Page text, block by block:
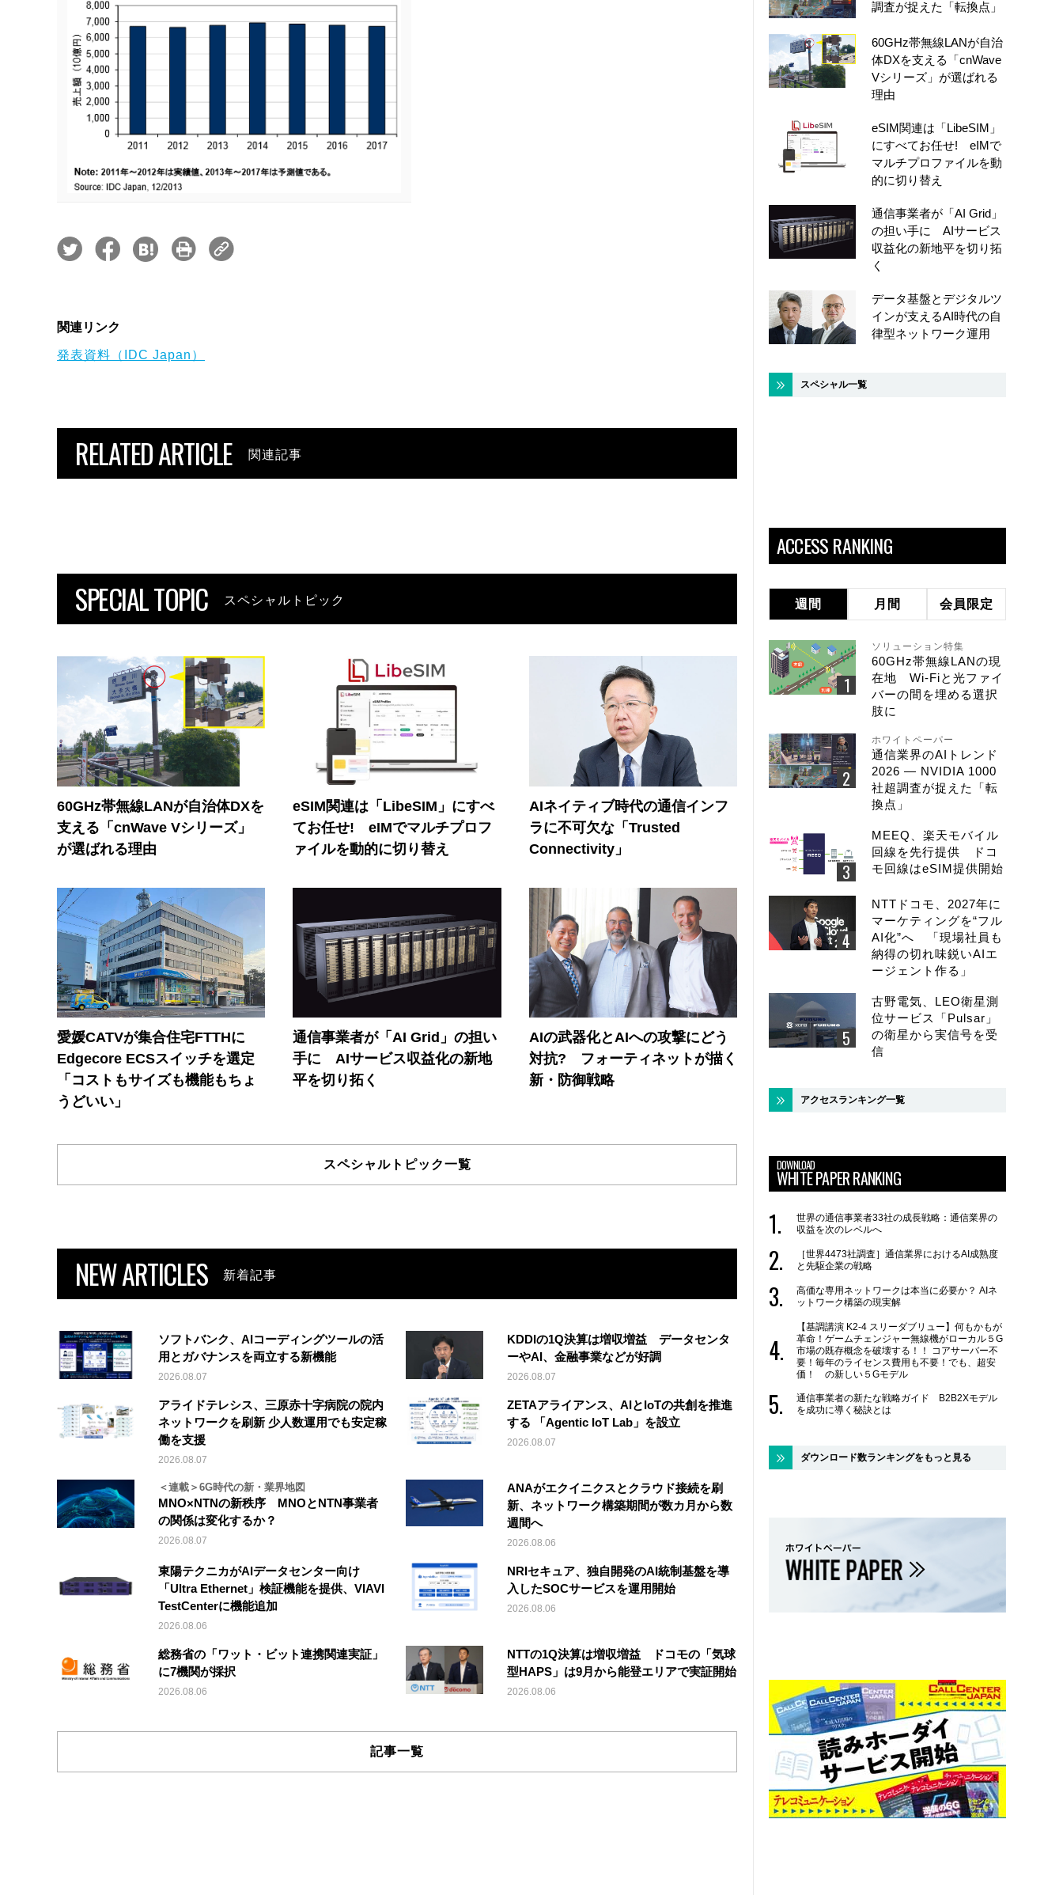
関連リンク
発表資料（IDC Japan）
RELATED ARTICLE 関連記事
SPECIAL TOPIC スペシャルトピック
60GHz帯無線LANが自治体DXを
支える「cnWave Vシリーズ」
が選ばれる理由
eSIM関連は「LibeSIM」にすべ
てお任せ! eIMでマルチプロフ
ァイルを動的に切り替え
AIネイティブ時代の通信インフ
ラに不可欠な「Trusted
Connectivity」
愛媛CATVが集合住宅FTTHに
Edgecore ECSスイッチを選定
「コストもサイズも機能もちょ
うどいい」
通信事業者が「AI Grid」の担い
手に AIサービス収益化の新地
平を切り拓く
AIの武器化とAIへの攻撃にどう
対抗? フォーティネットが描く
新・防御戦略
スペシャルトピック一覧
NEW ARTICLES 新着記事
ソフトバンク、AIコーディングツールの活
用とガバナンスを両立する新機能
2026.08.07
KDDIの1Q決算は増収増益 データセンタ
ーやAI、金融事業などが好調
2026.08.07
アライドテレシス、三原赤十字病院の院内
ネットワークを刷新 少人数運用でも安定稼
働を支援
2026.08.07
ZETAアライアンス、AIとIoTの共創を推進
する 「Agentic IoT Lab」を設立
2026.08.07
＜連載＞6G時代の新・業界地図
MNO×NTNの新秩序 MNOとNTN事業者
の関係は変化するか？
2026.08.07
ANAがエクイニクスとクラウド接続を刷
新、ネットワーク構築期間が数カ月から数
週間へ
2026.08.06
東陽テクニカがAIデータセンター向け
「Ultra Ethernet」検証機能を提供、VIAVI
TestCenterに機能追加
2026.08.06
NRIセキュア、独自開発のAI統制基盤を導
入したSOCサービスを運用開始
2026.08.06
総務省の「ワット・ビット連携関連実証」
に7機関が採択
2026.08.06
NTTの1Q決算は増収増益 ドコモの「気球
型HAPS」は9月から能登エリアで実証開始
2026.08.06
記事一覧
調査が捉えた「転換点」
60GHz帯無線LANが自治
体DXを支える「cnWave
Vシリーズ」が選ばれる
理由
eSIM関連は「LibeSIM」
にすべてお任せ! eIMで
マルチプロファイルを動
的に切り替え
通信事業者が「AI Grid」
の担い手に AIサービス
収益化の新地平を切り拓
く
データ基盤とデジタルツ
インが支えるAI時代の自
律型ネットワーク運用
スペシャル一覧
ACCESS RANKING
週間 月間 会員限定
ソリューション特集
60GHz帯無線LANの現
在地 Wi-Fiと光ファイ
バーの間を埋める選択
肢に
ホワイトペーパー
通信業界のAIトレンド
2026 ― NVIDIA 1000
社超調査が捉えた「転
換点」
MEEQ、楽天モバイル
回線を先行提供 ドコ
モ回線はeSIM提供開始
NTTドコモ、2027年に
マーケティングを“フル
AI化”へ 「現場社員も
納得の切れ味鋭いAIエ
ージェント作る」
古野電気、LEO衛星測
位サービス「Pulsar」
の衛星から実信号を受
信
アクセスランキング一覧
DOWNLOAD
WHITE PAPER RANKING
世界の通信事業者33社の成長戦略：通信業界の
収益を次のレベルへ
［世界4473社調査］通信業界におけるAI成熟度
と先駆企業の戦略
高価な専用ネットワークは本当に必要か？ AIネ
ットワーク構築の現実解
【基調講演 K2-4 スリーダブリュー】何もかもが
革命！ゲームチェンジャー無線機がローカル５G
市場の既存概念を破壊する！！ コアサーバー不
要！毎年のライセンス費用も不要！でも、超安
価！ の新しい５Gモデル
通信事業者の新たな戦略ガイド B2B2Xモデル
を成功に導く秘訣とは
ダウンロード数ランキングをもっと見る